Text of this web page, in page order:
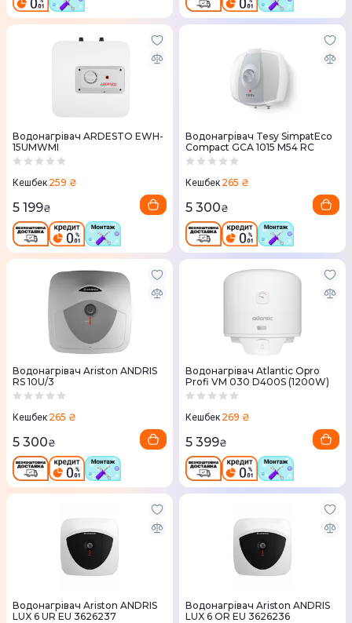
Водонагрівач ARDESTO EWH-
15UMWMI
Кешбек 259 ₴
5 199₴
Водонагрівач Tesy SimpatEco
Compact GCA 1015 M54 RC
Кешбек 265 ₴
5 300₴
Водонагрівач Ariston ANDRIS
RS 10U/3
Кешбек 265 ₴
5 300₴
Водонагрівач Atlantic Opro
Profi VM 030 D400S (1200W)
Кешбек 269 ₴
5 399₴
Водонагрівач Ariston ANDRIS
LUX 6 UR EU 3626237
Водонагрівач Ariston ANDRIS
LUX 6 OR EU 3626236